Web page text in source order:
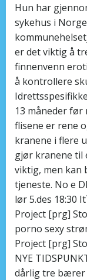
Hun har
sykehus i
er det viktig å
finnenvenn
å kontrollere
13 måneder
flisene er rene
kranene i flere
gjør kranene til
viktig, men kan
tjeneste. No e
lør 5.des 18:30
Project [prg]
porno sexy
Project [prg]
NYE
dårlig tre bærer